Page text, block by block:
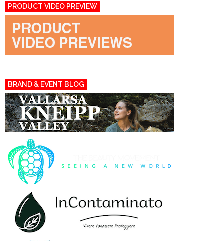
PRODUCT VIDEO PREVIEW
BRAND & EVENT BLOG